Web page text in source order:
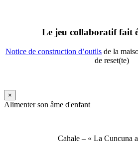
Le jeu collaboratif fait
Notice de construction d’outils de la
de reset(te)
×
Alimenter son âme d'enfant
Cahale – « La Cuncuna